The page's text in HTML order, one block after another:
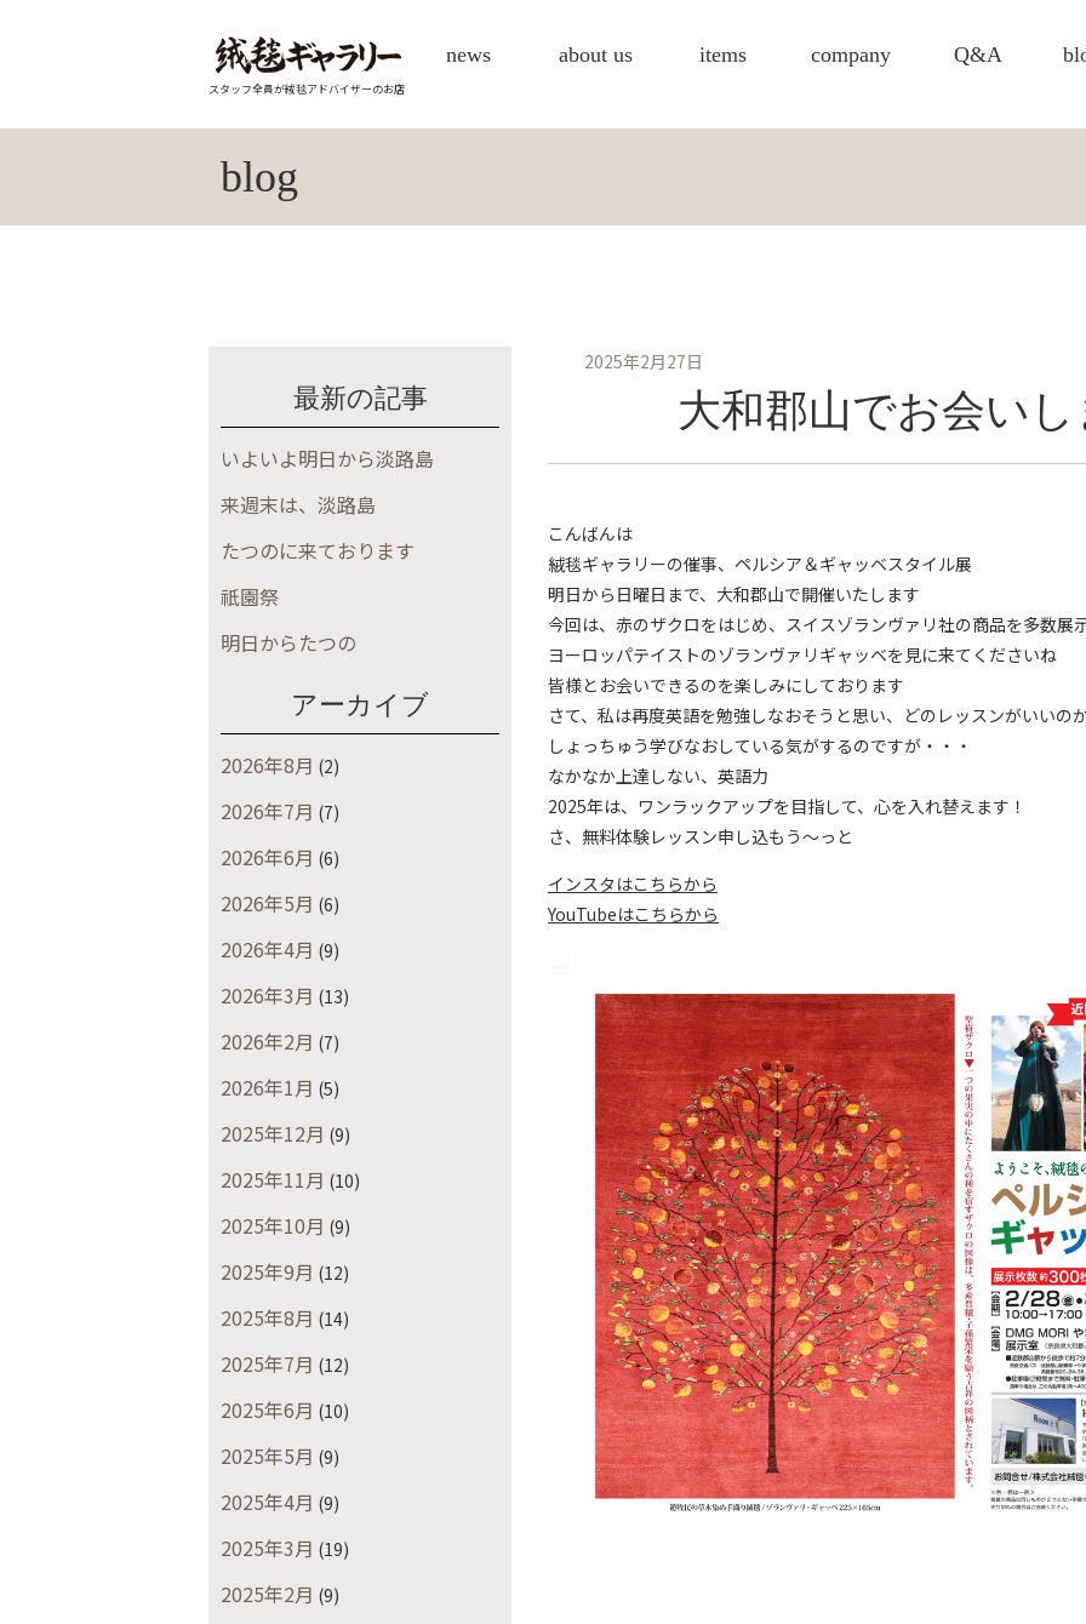
スタッフ全員が絨毯アドバイザーのお店
news about us items company Q&A
blog
最新の記事
いよいよ明日から淡路島
来週末は、淡路島
たつのに来ております
祇園祭
明日からたつの
アーカイブ
2026年8月 (2)
2026年7月 (7)
2026年6月 (6)
2026年5月 (6)
2026年4月 (9)
2026年3月 (13)
2026年2月 (7)
2026年1月 (5)
2025年12月 (9)
2025年11月 (10)
2025年10月 (9)
2025年9月 (12)
2025年8月 (14)
2025年7月 (12)
2025年6月 (10)
2025年5月 (9)
2025年4月 (9)
2025年3月 (19)
2025年2月 (9)
2025年2月27日
大和郡山でお会いし
こんばんは
絨毯ギャラリーの催事、ペルシア＆ギャッベスタイル展
明日から日曜日まで、大和郡山で開催いたします
今回は、赤のザクロをはじめ、スイスゾランヴァリ社の商品を多数展
ヨーロッパテイストのゾランヴァリギャッベを見に来てくださいね
皆様とお会いできるのを楽しみにしております
さて、私は再度英語を勉強しなおそうと思い、どのレッスンがいいの
しょっちゅう学びなおしている気がするのですが・・・
なかなか上達しない、英語力
2025年は、ワンラックアップを目指して、心を入れ替えます！
さ、無料体験レッスン申し込もう～っと
インスタはこちらから
YouTubeはこちらから